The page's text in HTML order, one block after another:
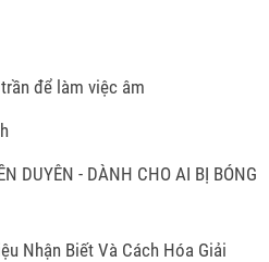
để làm việc âm
DUYÊN - DÀNH CHO AI BỊ BÓNG
Nhận Biết Và Cách Hóa Giải